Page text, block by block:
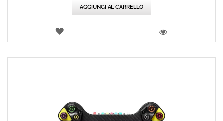
AGGIUNGI AL CARRELLO
LISTA